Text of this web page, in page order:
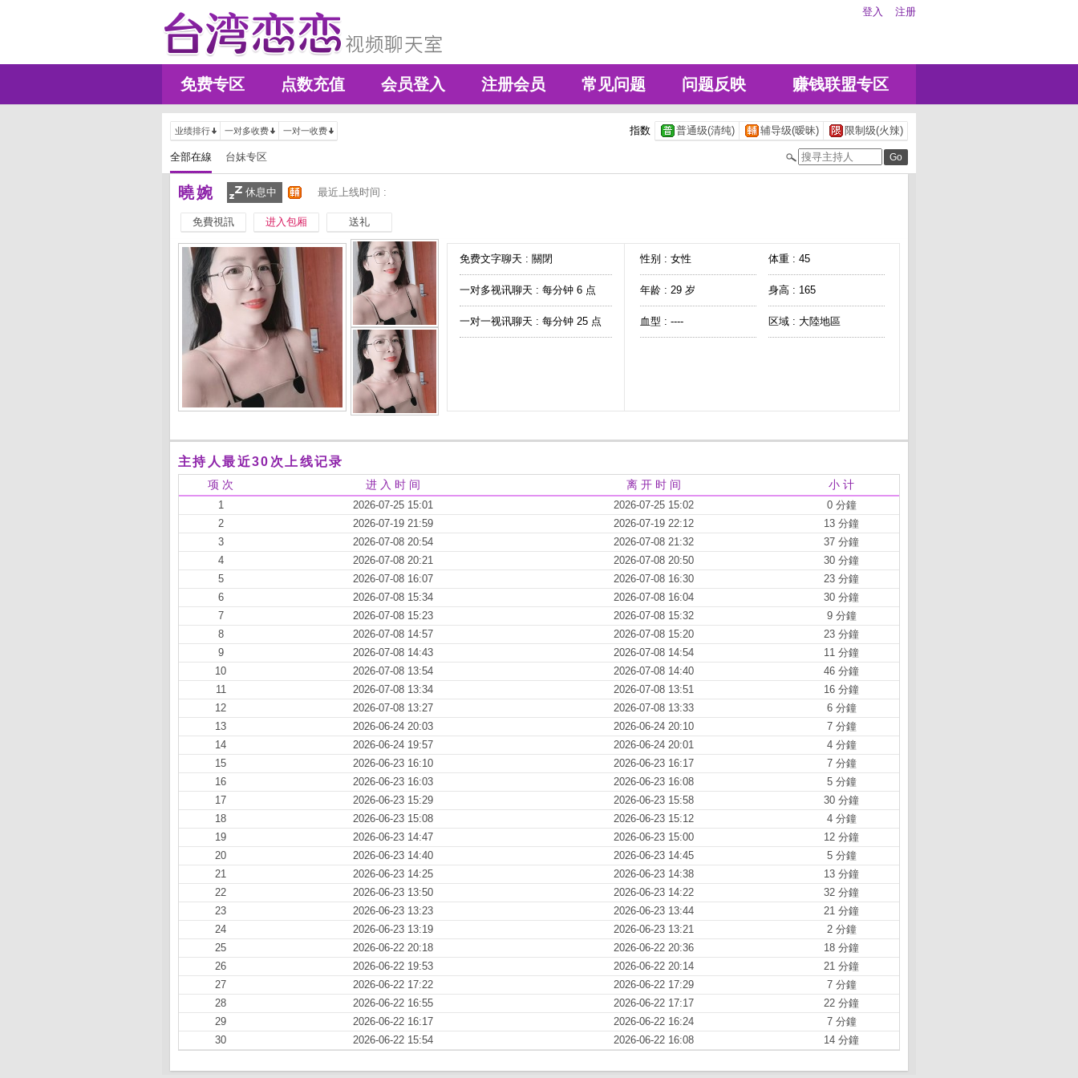
登入 注册
免费专区 点数充值 会员登入 注册会员 常见问题 问题反映 赚钱联盟专区
业绩排行 一对多收费 一对一收费 指数 普通级(清纯) 辅导级(暧昧) 限制级(火辣)
全部在線 台妹专区
曉婉 休息中 最近上线时间 :
免費視訊 进入包厢 送礼
免费文字聊天 : 關閉
一对多视讯聊天 : 每分钟 6 点
一对一视讯聊天 : 每分钟 25 点
性别 : 女性 体重 : 45
年龄 : 29 岁 身高 : 165
血型 : ---- 区域 : 大陸地區
主持人最近30次上线记录
项 次 进 入 时 间 离 开 时 间 小 计
1 2026-07-25 15:01 2026-07-25 15:02
0 分鐘
2
2026-07-19 21:59 2026-07-19 22:12
13 分鐘
3
2026-07-08 20:54 2026-07-08 21:32
37 分鐘
4
2026-07-08 20:21 2026-07-08 20:50
30 分鐘
5
2026-07-08 16:07 2026-07-08 16:30
23 分鐘
6
2026-07-08 15:34 2026-07-08 16:04
30 分鐘
7
2026-07-08 15:23 2026-07-08 15:32
9 分鐘
8
2026-07-08 14:57 2026-07-08 15:20
23 分鐘
9
2026-07-08 14:43 2026-07-08 14:54
11 分鐘
10
2026-07-08 13:54 2026-07-08 14:40
46 分鐘
11
2026-07-08 13:34 2026-07-08 13:51
16 分鐘
12
2026-07-08 13:27 2026-07-08 13:33
6 分鐘
13
2026-06-24 20:03 2026-06-24 20:10
7 分鐘
14
2026-06-24 19:57 2026-06-24 20:01
4 分鐘
15
2026-06-23 16:10 2026-06-23 16:17
7 分鐘
16
2026-06-23 16:03 2026-06-23 16:08
5 分鐘
17
2026-06-23 15:29 2026-06-23 15:58
30 分鐘
18
2026-06-23 15:08 2026-06-23 15:12
4 分鐘
19
2026-06-23 14:47 2026-06-23 15:00
12 分鐘
20
2026-06-23 14:40 2026-06-23 14:45
5 分鐘
21
2026-06-23 14:25 2026-06-23 14:38
13 分鐘
22
2026-06-23 13:50 2026-06-23 14:22
32 分鐘
23
2026-06-23 13:23 2026-06-23 13:44
21 分鐘
24
2026-06-23 13:19 2026-06-23 13:21
2 分鐘
25
2026-06-22 20:18 2026-06-22 20:36
18 分鐘
26
2026-06-22 19:53 2026-06-22 20:14
21 分鐘
27
2026-06-22 17:22 2026-06-22 17:29
7 分鐘
28
2026-06-22 16:55 2026-06-22 17:17
22 分鐘
29
2026-06-22 16:17 2026-06-22 16:24
7 分鐘
30
2026-06-22 15:54 2026-06-22 16:08 14 分鐘